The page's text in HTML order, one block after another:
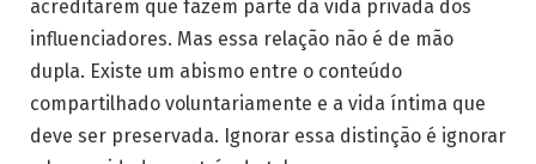
acreditarem que fazem parte da vida privada dos
influenciadores. Mas essa relação não é de mão
dupla. Existe um abismo entre o conteúdo
compartilhado voluntariamente e a vida íntima que
deve ser preservada. Ignorar essa distinção é ignorar